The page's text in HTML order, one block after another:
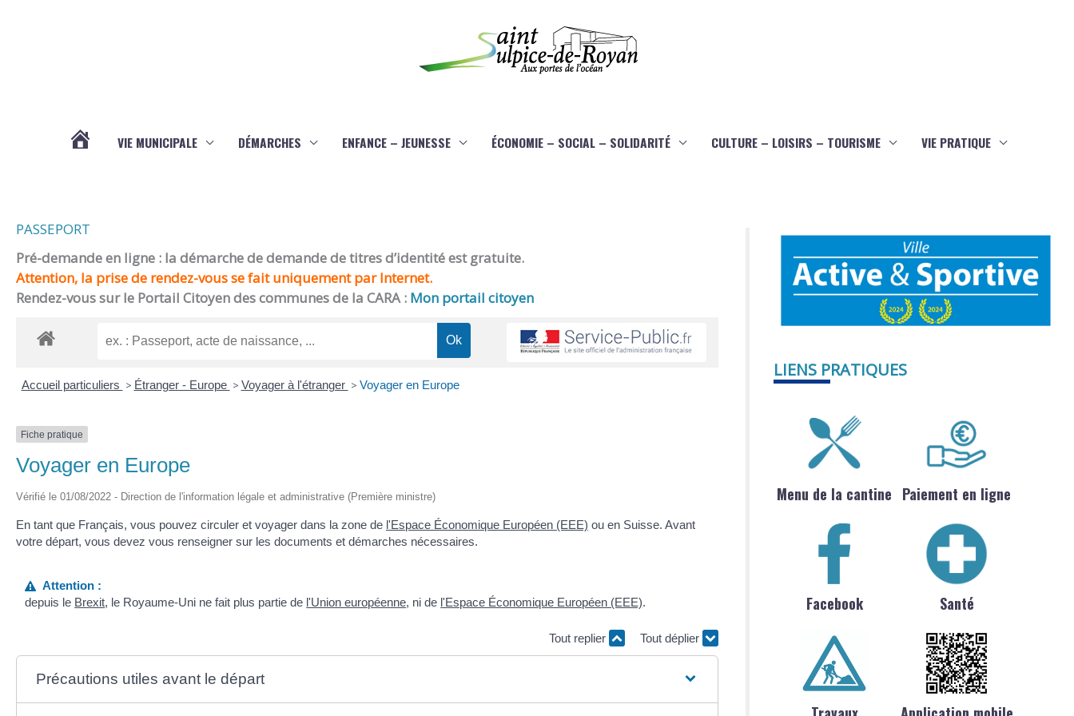
VIE MUNICIPALE DÉMARCHES ENFANCE – JEUNESSE ÉCONOMIE – SOCIAL – SOLIDARITÉ CULTURE – LOISIRS – TOURISME VIE PRATIQUE
PASSEPORT
Pré-demande en ligne : la démarche de demande de titres d’identité est gratuite.
Attention, la prise de rendez-vous se fait uniquement par Internet.
Rendez-vous sur le Portail Citoyen des communes de la CARA : Mon portail citoyen
Accueil particuliers > Étranger - Europe > Voyager à l'étranger > Voyager en Europe
Fiche pratique
Voyager en Europe
Vérifié le 01/08/2022 - Direction de l'information légale et administrative (Première ministre)
En tant que Français, vous pouvez circuler et voyager dans la zone de l'Espace Économique Européen (EEE) ou en Suisse. Avant
votre départ, vous devez vous renseigner sur les documents et démarches nécessaires.
Attention :
depuis le Brexit, le Royaume-Uni ne fait plus partie de l'Union européenne, ni de l'Espace Économique Européen (EEE).
Tout replier Tout déplier
Précautions utiles avant le départ
LIENS PRATIQUES
Menu de la cantine Paiement en ligne
Facebook Santé